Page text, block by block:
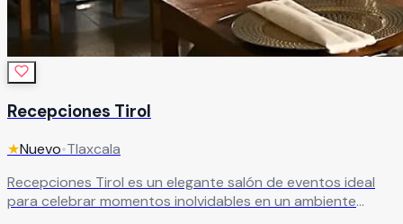
Recepciones Tirol
★Nuevo•Tlaxcala
Recepciones Tirol es un elegante salón de eventos ideal
para celebrar momentos inolvidables en un ambiente